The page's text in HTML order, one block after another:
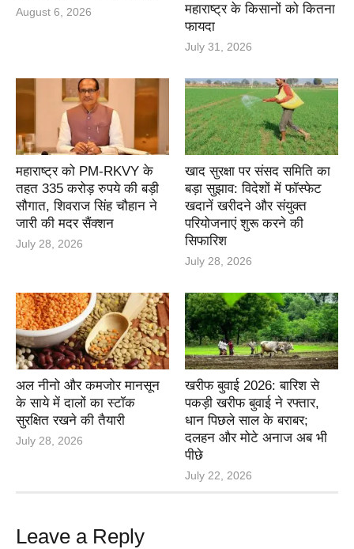
August 6, 2026
महाराष्ट्र के किसानों को कितना
फायदा
July 31, 2026
महाराष्ट्र को PM-RKVY के
तहत 335 करोड़ रुपये की बड़ी
सौगात, शिवराज सिंह चौहान ने
जारी की मदर सैंक्शन
July 28, 2026
खाद सुरक्षा पर संसद समिति का
बड़ा सुझाव: विदेशों में फॉस्फेट
खदानें खरीदने और संयुक्त
परियोजनाएं शुरू करने की
सिफारिश
July 28, 2026
अल नीनो और कमजोर मानसून
के साये में दालों का स्टॉक
सुरक्षित रखने की तैयारी
July 28, 2026
खरीफ बुवाई 2026: बारिश से
पकड़ी खरीफ बुवाई ने रफ्तार,
धान पिछले साल के बराबर;
दलहन और मोटे अनाज अब भी
पीछे
July 22, 2026
Leave a Reply